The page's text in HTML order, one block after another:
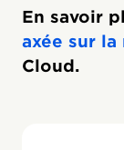
En savoir
axée sur la
Cloud.